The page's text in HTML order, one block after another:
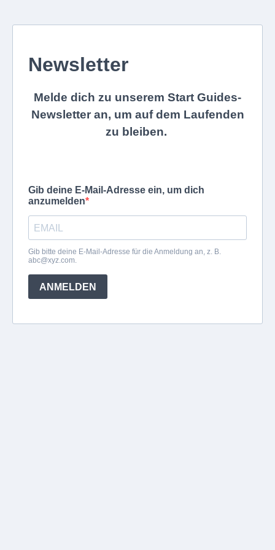
Newsletter
Melde dich zu unserem Start Guides-
Newsletter an, um auf dem Laufenden
zu bleiben.
Gib deine E-Mail-Adresse ein, um dich
anzumelden
Gib bitte deine E-Mail-Adresse für die Anmeldung an, z. B.
abc@xyz.com.
ANMELDEN